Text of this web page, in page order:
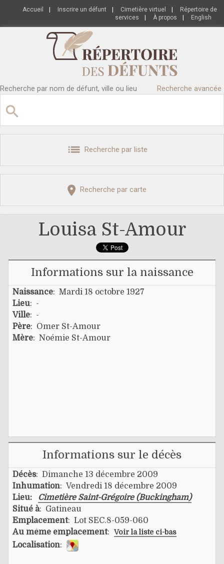
Accueil Inscrire un défunt Cimetière virtuel
Répertoire de
services
À propos English
Recherche par nom de défunt, ville ou lieu Recherche avancée
Recherche par liste
Recherche par carte
Louisa St-Amour
Informations sur la naissance
Naissance: Mardi 18 octobre 1927
Lieu: -
Ville: -
Père: Omer St-Amour
Mère: Noémie St-Amour
Informations sur le décès
Décès: Dimanche 13 décembre 2009
Inhumation: Vendredi 18 décembre 2009
Lieu:
Cimetière Saint-Grégoire (Buckingham)
Situé à: Gatineau
Emplacement: Lot SEC.8-059-060
Au même emplacement: Voir la liste ci-bas
Localisation: